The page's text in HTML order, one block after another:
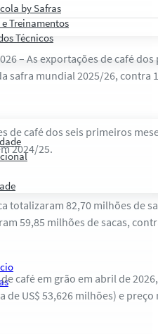
by Safras
Treinamentos
Técnicos
– As exportações de café
safra mundial 2025/26, contra
de café dos seis primeiros
2024/25.
totalizaram 82,70 milhões de
59,85 milhões de sacas,
café em grão em abril de
de US$ 53,626 milhões) e